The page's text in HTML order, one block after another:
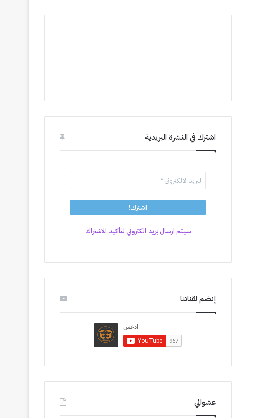
اشترك في النشرة البريدية
سيتم ارسال بريد الكتروني لتأكيد الاشتراك
إنضم لقناتنا
عشوائي